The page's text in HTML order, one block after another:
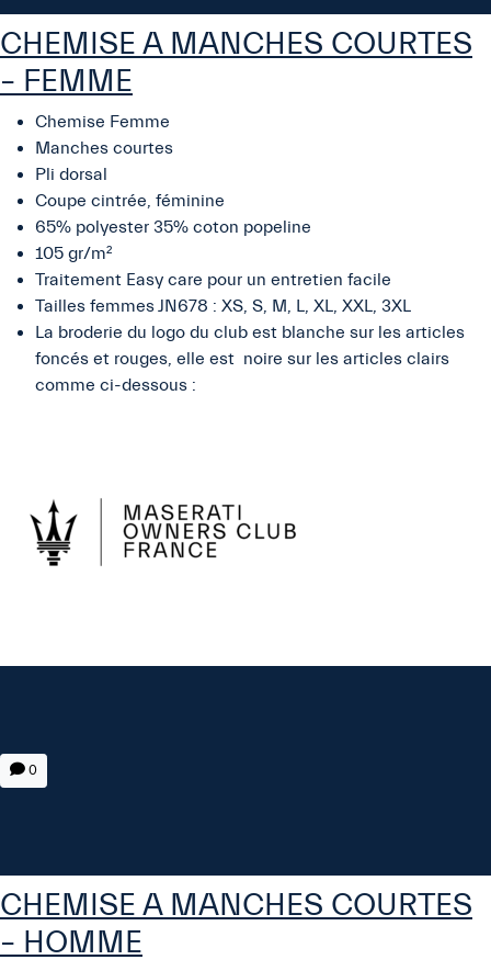
CHEMISE A MANCHES COURTES
– FEMME
Chemise Femme
Manches courtes
Pli dorsal
Coupe cintrée, féminine
65% polyester 35% coton popeline
105 gr/m²
Traitement Easy care pour un entretien facile
Tailles femmes JN678 : XS, S, M, L, XL, XXL, 3XL
La broderie du logo du club est blanche sur les articles
foncés et rouges, elle est noire sur les articles clairs
comme ci-dessous :
0
CHEMISE A MANCHES COURTES
– HOMME